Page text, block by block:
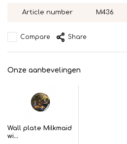
Article number M436
Compare Share
Onze aanbevelingen
Wall plate Milkmaid
wi...